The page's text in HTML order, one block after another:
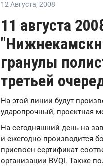
12 Августа, 2008
11 августа
гранулы
третьей
На этой линии будут
ударопрочный, проектная
На сегодняшний день на
и ежегодно производится
присвоен сертификат
организации BVQI. Также